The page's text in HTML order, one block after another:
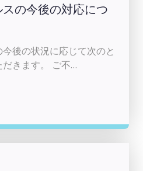
の今後の対応につ
後の状況に応じて次のと
きます。 ご不…